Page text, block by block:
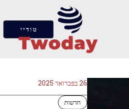
26 בפברואר 2025
חדשות